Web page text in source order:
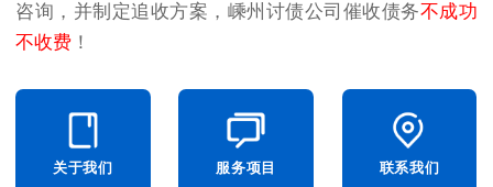
咨询，并制定追收方案，嵊州讨债公司催收债务不成功
不收费 ！
关于我们 服务项目 联系我们